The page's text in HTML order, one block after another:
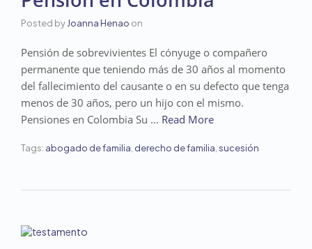
Posted by Joanna Henao on
Pensión de sobrevivientes El cónyuge o compañero
permanente que teniendo más de 30 años al momento
del fallecimiento del causante o en su defecto que tenga
menos de 30 años, pero un hijo con el mismo.
Pensiones en Colombia Su … Read More
Tags: abogado de familia derecho de familia sucesión